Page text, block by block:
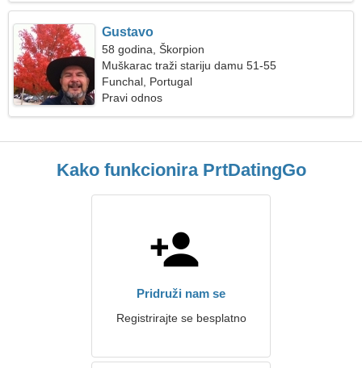
Gustavo
58 godina, Škorpion
Muškarac traži stariju damu 51-55
Funchal, Portugal
Pravi odnos
Kako funkcionira PrtDatingGo
Pridruži nam se
Registrirajte se besplatno